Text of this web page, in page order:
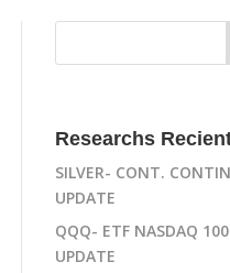
Researchs
SILVER- CONT.
UPDATE
QQQ- ETF NASDAQ
UPDATE